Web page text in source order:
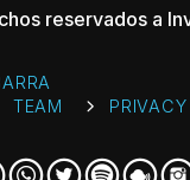
reservados a
TEAM